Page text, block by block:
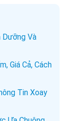
Và
Giá Cả, Cách
Tin Xoay